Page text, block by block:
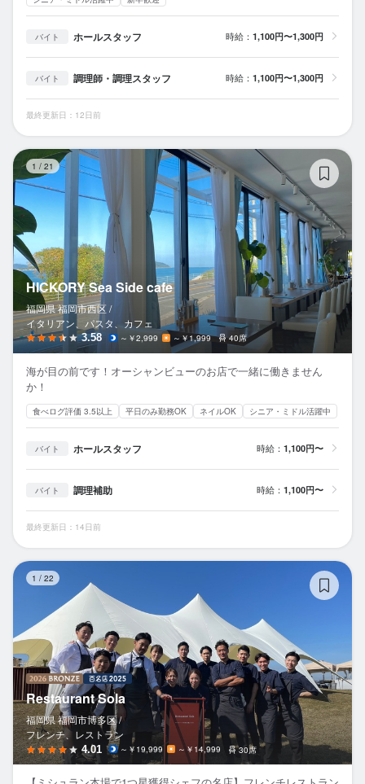
バイト ホールスタッフ 時給： 1,100円〜1,300円
バイト 調理師・調理スタッフ 時給： 1,100円〜1,300円
最終更新日：12日前
1 / 21
HICKORY Sea Side cafe
福岡県 福岡市西区 /
イタリアン、パスタ、カフェ
3.58 ～￥2,999 ～￥1,999 40席
海が目の前です！オーシャンビューのお店で一緒に働きません
か！
食べログ評価 3.5以上 平日のみ勤務OK ネイルOK シニア・ミドル活躍中
バイト ホールスタッフ 時給： 1,100円〜
バイト 調理補助 時給： 1,100円〜
最終更新日：14日前
1 / 22
Restaurant Sola
福岡県 福岡市博多区 /
フレンチ、レストラン
4.01 ～￥19,999 ～￥14,999 30席